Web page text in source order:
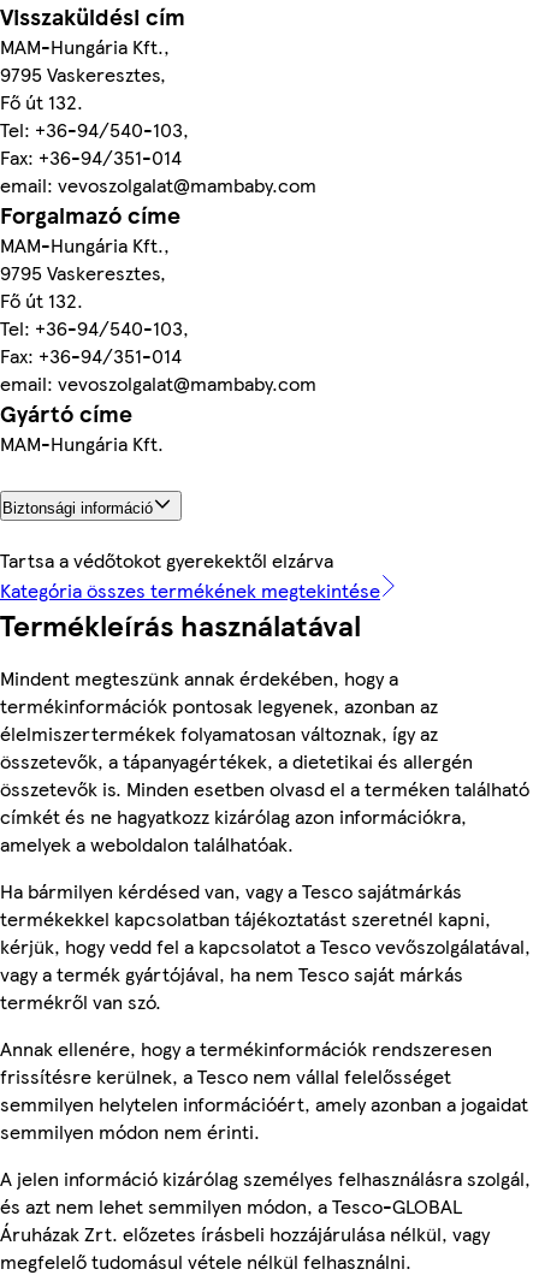
Visszaküldési cím
MAM-Hungária Kft.,
9795 Vaskeresztes,
Fő út 132.
Tel: +36-94/540-103,
Fax: +36-94/351-014
email: vevoszolgalat@mambaby.com
Forgalmazó címe
MAM-Hungária Kft.,
9795 Vaskeresztes,
Fő út 132.
Tel: +36-94/540-103,
Fax: +36-94/351-014
email: vevoszolgalat@mambaby.com
Gyártó címe
MAM-Hungária Kft.
Biztonsági információ
Tartsa a védőtokot gyerekektől elzárva
Kategória összes termékének megtekintése
Termékleírás használatával
Mindent megteszünk annak érdekében, hogy a
termékinformációk pontosak legyenek, azonban az
élelmiszertermékek folyamatosan változnak, így az
összetevők, a tápanyagértékek, a dietetikai és allergén
összetevők is. Minden esetben olvasd el a terméken található
címkét és ne hagyatkozz kizárólag azon információkra,
amelyek a weboldalon találhatóak.
Ha bármilyen kérdésed van, vagy a Tesco sajátmárkás
termékekkel kapcsolatban tájékoztatást szeretnél kapni,
kérjük, hogy vedd fel a kapcsolatot a Tesco vevőszolgálatával,
vagy a termék gyártójával, ha nem Tesco saját márkás
termékről van szó.
Annak ellenére, hogy a termékinformációk rendszeresen
frissítésre kerülnek, a Tesco nem vállal felelősséget
semmilyen helytelen információért, amely azonban a jogaidat
semmilyen módon nem érinti.
A jelen információ kizárólag személyes felhasználásra szolgál,
és azt nem lehet semmilyen módon, a Tesco-GLOBAL
Áruházak Zrt. előzetes írásbeli hozzájárulása nélkül, vagy
megfelelő tudomásul vétele nélkül felhasználni.